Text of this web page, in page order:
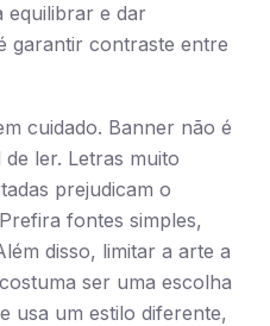
equilibrar e dar
garantir contraste entre
cuidado. Banner não é
ler. Letras muito
prejudicam o
fontes simples,
disso, limitar a arte a
ser uma escolha
usa um estilo diferente,